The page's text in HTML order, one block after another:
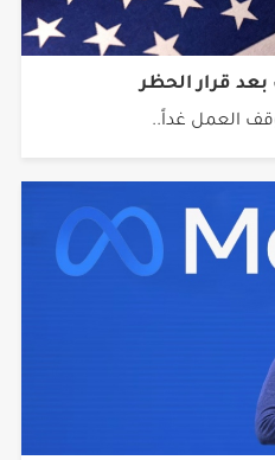
قرار الحظر
العمل غداً..